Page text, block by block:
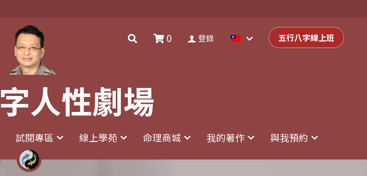
人性劇場
試閱專區 線上學苑 命理商城 我的著作 與我預約
0 登錄 五行八字線上班
人性劇場
試閱專區 線上學苑 命理商城 我的著作 與我預約
0 登錄 五行八字線上班